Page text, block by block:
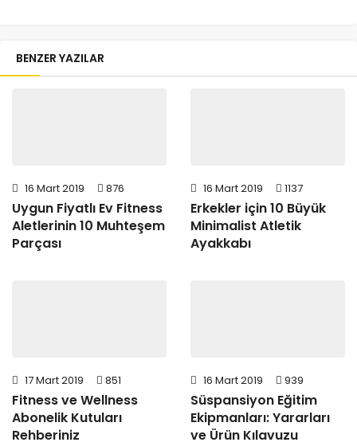
BENZER YAZILAR
16 Mart 2019 876
Uygun Fiyatlı Ev Fitness
Aletlerinin 10 Muhteşem
Parçası
16 Mart 2019 1137
Erkekler için 10 Büyük
Minimalist Atletik
Ayakkabı
17 Mart 2019 851
Fitness ve Wellness
Abonelik Kutuları
Rehberiniz
16 Mart 2019 939
Süspansiyon Eğitim
Ekipmanları: Yararları
ve Ürün Kılavuzu